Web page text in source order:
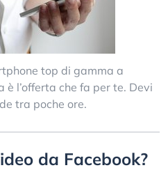
top di gamma a
è l’offerta che fa per te. Devi
tra poche ore.
da Facebook?